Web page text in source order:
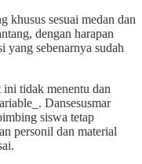
khusus sesuai medan dan
dengan harapan
yang sebenarnya sudah
tidak menentu dan
Dansesusmar
siswa tetap
personil dan material